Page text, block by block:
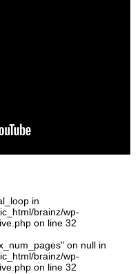
in
brainz/wp-
on line 32
on null in
brainz/wp-
on line 32